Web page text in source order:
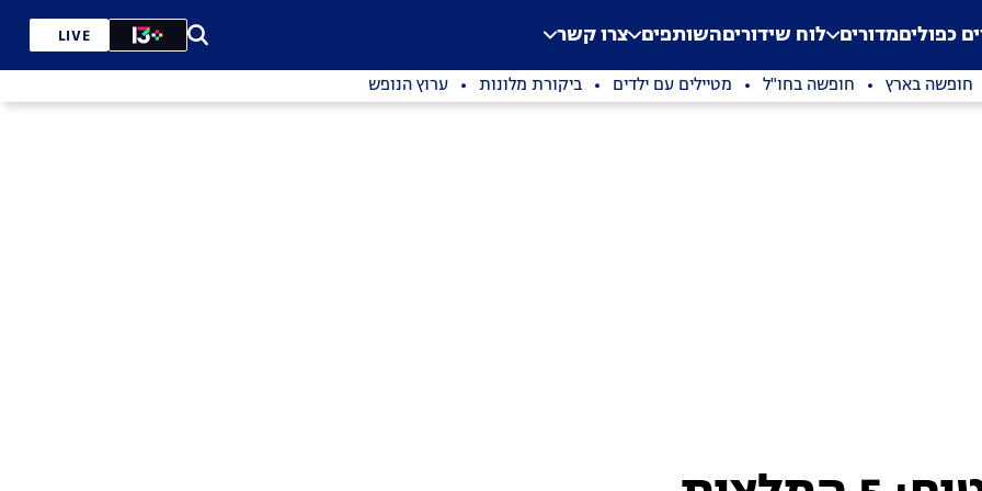
Application error: a
. כפוליםמדורים לוח שידוריםהשותפים צרו קשר LIVE
חופשה בארץ חופשה בחו"ל מטיילים עם ילדים ביקורת מלונות ערוץ הנופש